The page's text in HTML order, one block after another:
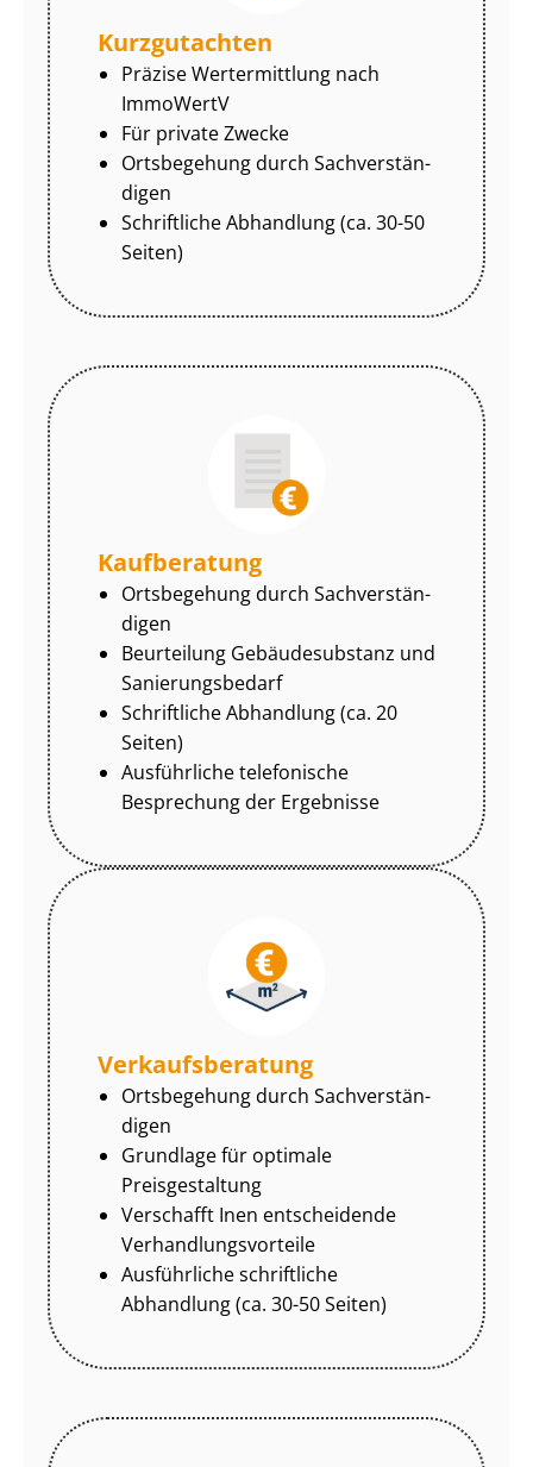
Kurzgutachten
Präzise Wertermittlung nach
ImmoWertV
Für private Zwecke
Ortsbegehung durch Sach­ver­stän­
di­gen
Schriftliche Abhandlung (ca. 30-50
Seiten)
Kaufberatung
Ortsbegehung durch Sach­ver­stän­
di­gen
Beurteilung Gebäudesubstanz und
Sa­nie­rungs­be­darf
Schriftliche Abhandlung (ca. 20
Seiten)
Ausführliche telefonische
Besprechung der Ergebnisse
Ver­kaufs­be­ra­tung
Ortsbegehung durch Sach­ver­stän­
di­gen
Grundlage für optimale
Preisgestaltung
Verschafft Inen entscheidende
Ver­hand­lungs­vor­tei­le
Ausführliche schriftliche
Abhandlung (ca. 30-50 Seiten)